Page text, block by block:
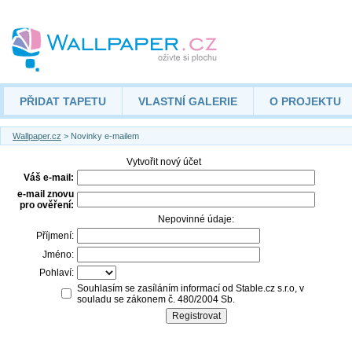
PŘIDAT TAPETU VLASTNÍ GALERIE O PROJEKTU
Wallpaper.cz > Novinky e-mailem